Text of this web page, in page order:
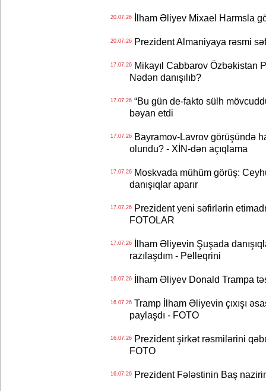
20.07.26İlham Əliyev Mixael Harmsla
20.07.26Prezident Almaniyaya rəsmi
17.07.26Mikayıl Cabbarov Özbəkistan
Nədən danışılıb?
17.07.26“Bu gün de-fakto sülh
bəyan etdi
17.07.26Bayramov-Lavrov görüşündə
olundu? - XİN-dən açıqlama
17.07.26Moskvada mühüm görüş:
danışıqlar aparır
17.07.26Prezident yeni səfirlərin
FOTOLAR
17.07.26İlham Əliyevin Şuşada
razılaşdım - Pelleqrini
16.07.26İlham Əliyev Donald Trampa
16.07.26Tramp İlham Əliyevin çıxışı
paylaşdı - FOTO
16.07.26Prezident şirkət rəsmilərini
FOTO
16.07.26Prezident Fələstinin Baş